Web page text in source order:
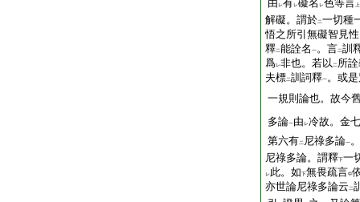
由 レ有レ礙名 レ色等言 上
解礙。謂於二一切種
悟之所引無礙智見
釋二能詮名 一。言二訓
爲レ非也。若以 二 所
夫標二訓詞釋一。或
一規則論也。故今
多論一由 レ冷故。金
第六有二 尼祿多論一
尼祿多論。謂釋下一
レ此。如下無畏疏言中
亦世論尼祿多論云 二